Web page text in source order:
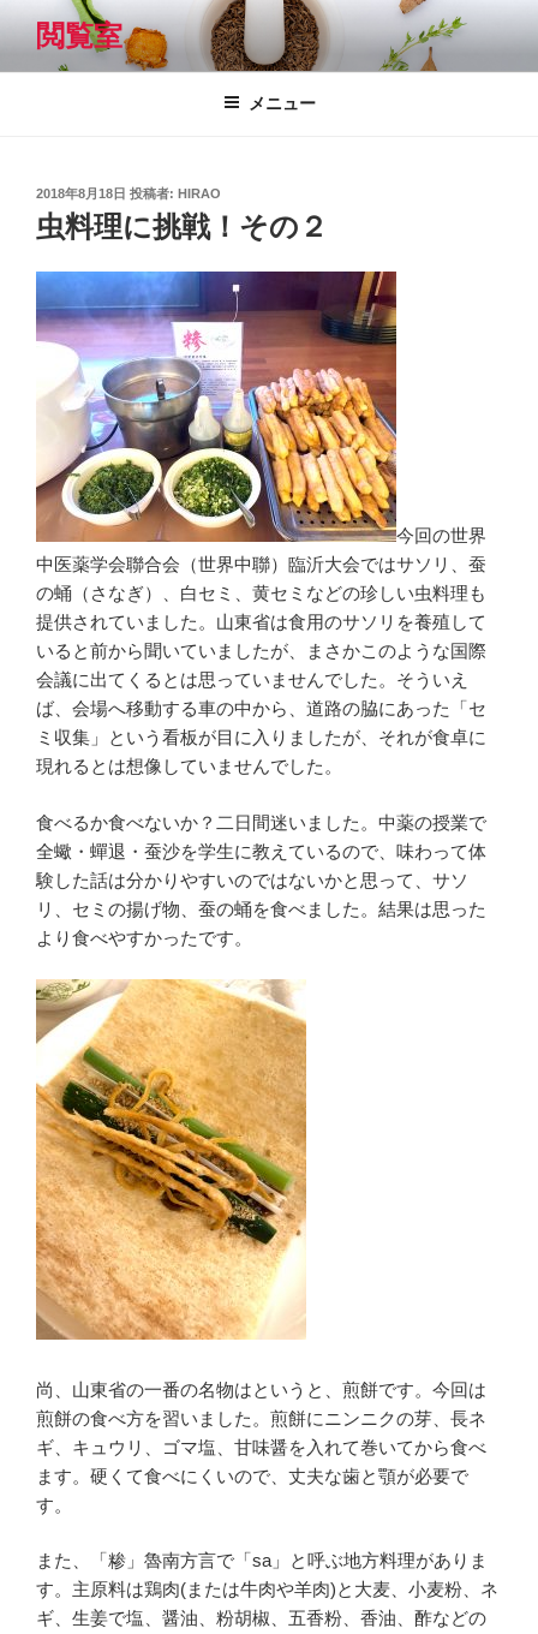
テ
閲覧室
メニュー
投
日:
2018年8月18日 投稿者: HIRAO
虫料理に挑戦！その２
今回の世界
中医薬学会聯合会（世界中聯）臨沂大会ではサソリ、蚕
の蛹（さなぎ）、白セミ、黄セミなどの珍しい虫料理も
提供されていました。山東省は食用のサソリを養殖して
いると前から聞いていましたが、まさかこのような国際
会議に出てくるとは思っていませんでした。そういえ
ば、会場へ移動する車の中から、道路の脇にあった「セ
ミ収集」という看板が目に入りましたが、それが食卓に
現れるとは想像していませんでした。
食べるか食べないか？二日間迷いました。中薬の授業で
全蠍・蟬退・蚕沙を学生に教えているので、味わって体
験した話は分かりやすいのではないかと思って、サソ
リ、セミの揚げ物、蚕の蛹を食べました。結果は思った
より食べやすかったです。
尚、山東省の一番の名物はというと、煎餅です。今回は
煎餅の食べ方を習いました。煎餅にニンニクの芽、長ネ
ギ、キュウリ、ゴマ塩、甘味醤を入れて巻いてから食べ
ます。硬くて食べにくいので、丈夫な歯と顎が必要で
す。
また、「糁」魯南方言で「sa」と呼ぶ地方料理がありま
す。主原料は鶏肉(または牛肉や羊肉)と大麦、小麦粉、ネ
ギ、生姜で塩、醤油、粉胡椒、五香粉、香油、酢などの